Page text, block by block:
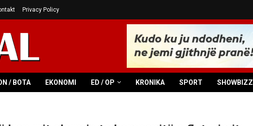
Privacy Policy
/ BOTA EKONOMI ED / OP KRONIKA SPORT SHOWBIZZ